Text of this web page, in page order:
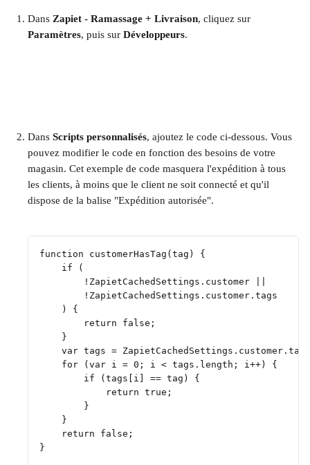
Dans Zapiet - Ramassage + Livraison, cliquez sur
Paramètres, puis sur Développeurs.
Dans Scripts personnalisés, ajoutez le code ci-dessous. Vous
pouvez modifier le code en fonction des besoins de votre
magasin. Cet exemple de code masquera l'expédition à tous
les clients, à moins que le client ne soit connecté et qu'il
dispose de la balise "Expédition autorisée".
function customerHasTag(tag) {
    if (
        !ZapietCachedSettings.customer ||
        !ZapietCachedSettings.customer.tags
    ) {
        return false;
    }
var tags =
    for (var i = 0; i < tags.length; i++) {
        if (tags[i] == tag) {
            return true;
        }
    }
    return false;
}